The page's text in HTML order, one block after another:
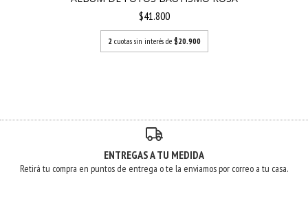
$41.800
2 cuotas sin interés de $20.900
ENTREGAS A TU MEDIDA
Retirá tu compra en puntos de entrega o te la enviamos por correo a tu casa.